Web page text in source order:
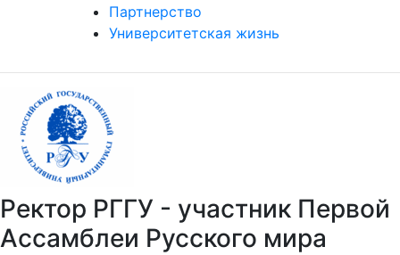
Партнерство
Университетская жизнь
Ректор РГГУ - участник Первой
Ассамблеи Русского мира